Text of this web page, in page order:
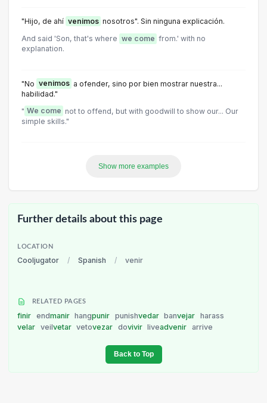
"Hijo, de ahí venimos nosotros". Sin ninguna explicación.
And said 'Son, that's where we come from.' with no
explanation.
"No venimos a ofender, sino por bien mostrar nuestra...
habilidad."
" We come not to offend, but with goodwill to show our... Our
simple skills."
Show more examples
Further details about this page
LOCATION
Cooljugator / Spanish / venir
RELATED PAGES
finir endmanir hangpunir punishvedar banvejar harass
velar veilvetar vetovezar dovivir liveadvenir arrive
Back to Top